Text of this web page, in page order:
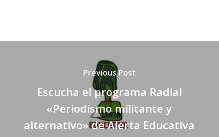
Previous Post
Escucha el programa Radial
«Periodismo militante y
alternativo» de Alerta Educativa